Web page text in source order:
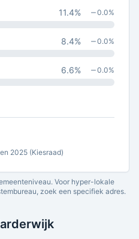
11.4% 0.0%
8.4% 0.0%
6.6% 0.0%
2025 (Kiesraad)
Voor hyper-lokale
zoek een specifiek adres.